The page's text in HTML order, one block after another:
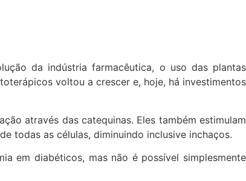
da indústria farmacêutica, o uso das plantas
voltou a crescer e, hoje, há investimentos
através das catequinas. Eles também estimulam
todas as células, diminuindo inclusive inchaços.
em diabéticos, mas não é possível simplesmente